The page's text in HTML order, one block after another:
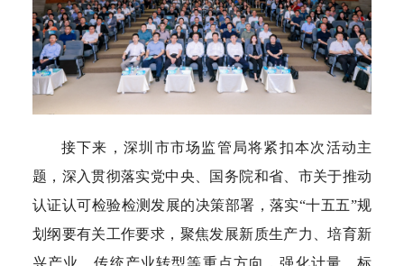
接下来，深圳市市场监管局将紧扣本次活动主
题，深入贯彻落实党中央、国务院和省、市关于推动
认证认可检验检测发展的决策部署，落实“十五五”规
划纲要有关工作要求，聚焦发展新质生产力、培育新
兴产业、传统产业转型等重点方向，强化计量、标